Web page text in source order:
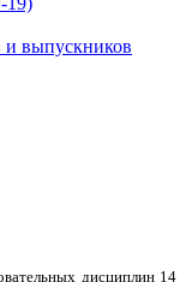
и выпускников
дисциплин 14